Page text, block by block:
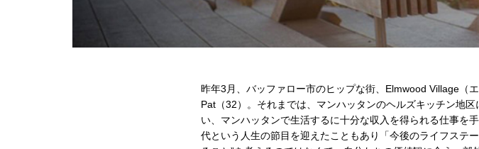
昨年3月、バッファロー市のヒップな街、Elmwood Village（
Pat（32）。それまでは、マンハッタンのヘルズキッチン地
い、マンハッタンで生活するに十分な収入を得られる仕事を
代という人生の節目を迎えたこともあり「今後のライフステ